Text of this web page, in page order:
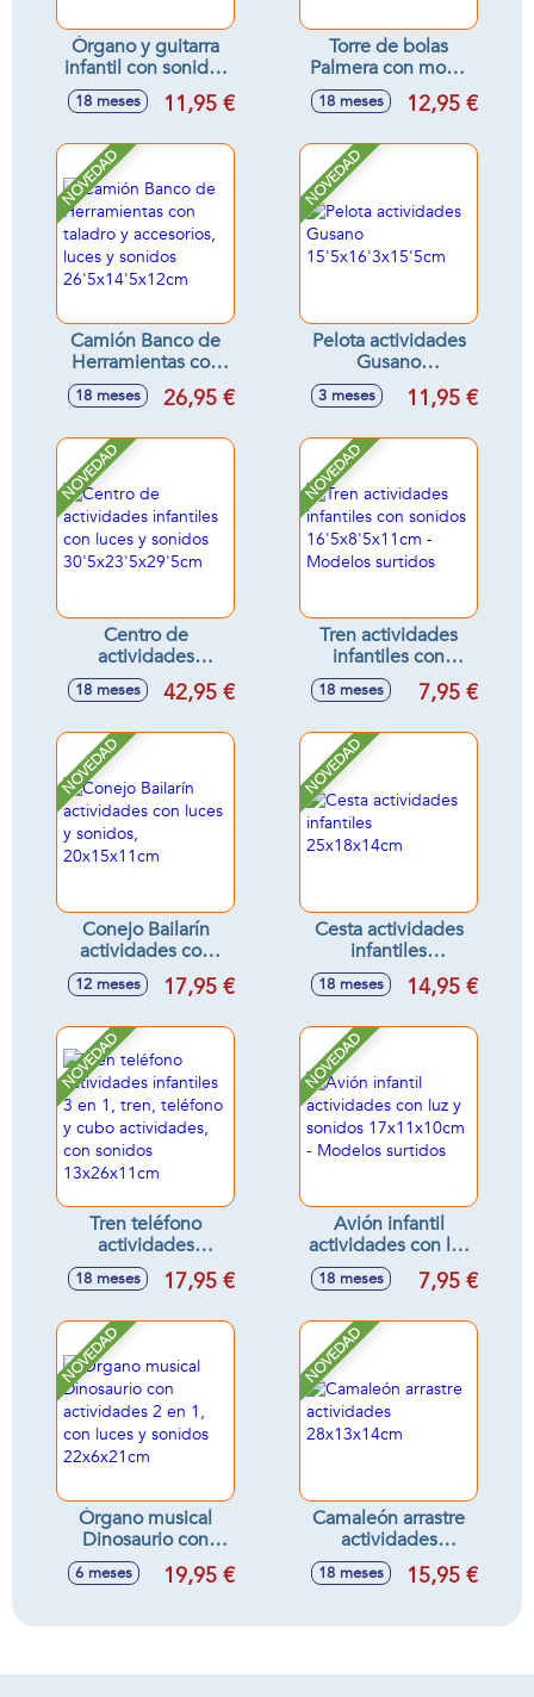
Órgano y guitarra
infantil con sonidos
(órgano
22x15x2cm y
33x16x4cm) -
Modelos surtidos
18 meses 11,95 €
Torre de bolas
Palmera con mono
y accesorios
32x29'5x12'30cm
18 meses 12,95 €
NOVEDAD
Camión Banco de
Herramientas con
taladro y
accesorios, luces y
26'5x14'5x12cm
18 meses 26,95 €
NOVEDAD
Pelota actividades
Gusano
15'5x16'3x15'5cm
3 meses 11,95 €
NOVEDAD
Centro de
actividades
infantiles con luces
y sonidos
18 meses 42,95 €
NOVEDAD
Tren actividades
infantiles con
sonidos
16'5x8'5x11cm -
18 meses 7,95 €
NOVEDAD
Conejo Bailarín
actividades con
luces y sonidos,
20x15x11cm
12 meses 17,95 €
NOVEDAD
Cesta actividades
infantiles
25x18x14cm
18 meses 14,95 €
NOVEDAD
Tren teléfono
actividades
infantiles 3 en 1,
tren, teléfono y
con sonidos
13x26x11cm
18 meses 17,95 €
NOVEDAD
Avión infantil
actividades con luz
y sonidos
17x11x10cm -
18 meses 7,95 €
NOVEDAD
Órgano musical
Dinosaurio con
actividades 2 en 1,
con luces y sonidos
6 meses 19,95 €
NOVEDAD
Camaleón arrastre
actividades
28x13x14cm
18 meses 15,95 €